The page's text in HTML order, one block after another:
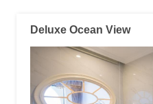
Deluxe Ocean View